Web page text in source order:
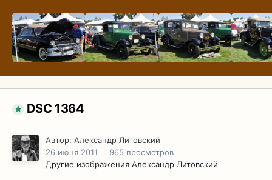
DSC 1364
Автор: Александр Литовский
26 июня 2011
965 просмотров
Другие изображения Александр Литовский